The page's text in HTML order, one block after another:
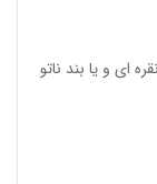
ای و یا بند ناتو